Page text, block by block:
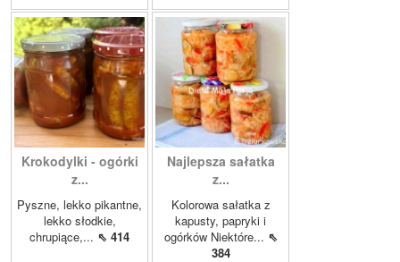
Krokodylki - ogórki
z...
Pyszne, lekko pikantne,
lekko słodkie,
chrupiące,... ⇖ 414
Najlepsza sałatka
z...
Kolorowa sałatka z
kapusty, papryki i
ogórków Niektóre... ⇖
384